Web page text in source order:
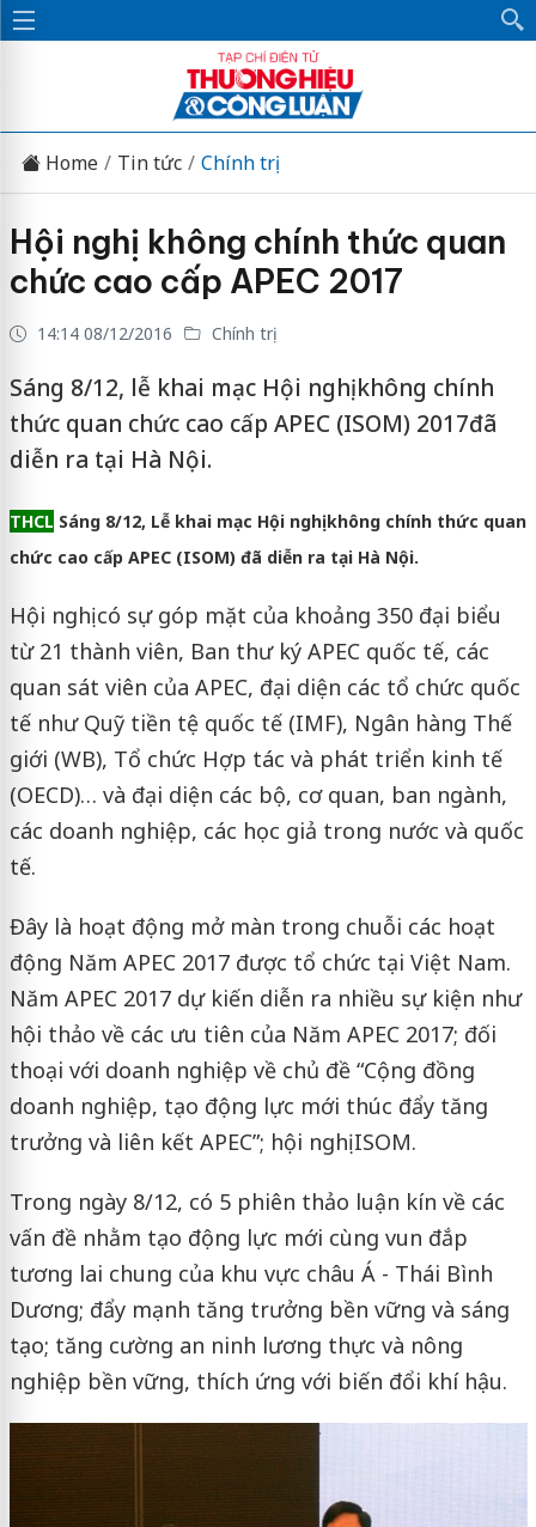
Home Tin tức Chính trị
Hội nghị không chính thức quan
chức cao cấp APEC 2017
14:14 08/12/2016 Chính trị
Sáng 8/12, lễ khai mạc Hội nghị không chính
thức quan chức cao cấp APEC (ISOM) 2017đã
diễn ra tại Hà Nội.
THCL Sáng 8/12, Lễ khai mạc Hội nghị không chính thức quan
chức cao cấp APEC (ISOM) đã diễn ra tại Hà Nội.
Hội nghị có sự góp mặt của khoảng 350 đại biểu
từ 21 thành viên, Ban thư ký APEC quốc tế, các
quan sát viên của APEC, đại diện các tổ chức quốc
tế như Quỹ tiền tệ quốc tế (IMF), Ngân hàng Thế
giới (WB), Tổ chức Hợp tác và phát triển kinh tế
(OECD)… và đại diện các bộ, cơ quan, ban ngành,
các doanh nghiệp, các học giả trong nước và quốc
tế.
Đây là hoạt động mở màn trong chuỗi các hoạt
động Năm APEC 2017 được tổ chức tại Việt Nam.
Năm APEC 2017 dự kiến diễn ra nhiều sự kiện như
hội thảo về các ưu tiên của Năm APEC 2017; đối
thoại với doanh nghiệp về chủ đề “Cộng đồng
doanh nghiệp, tạo động lực mới thúc đẩy tăng
trưởng và liên kết APEC”; hội nghị ISOM.
Trong ngày 8/12, có 5 phiên thảo luận kín về các
vấn đề nhằm tạo động lực mới cùng vun đắp
tương lai chung của khu vực châu Á - Thái Bình
Dương; đẩy mạnh tăng trưởng bền vững và sáng
tạo; tăng cường an ninh lương thực và nông
nghiệp bền vững, thích ứng với biến đổi khí hậu.